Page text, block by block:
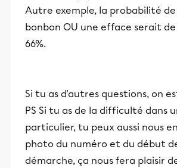
Autre exemple, la probabilité
bonbon OU une efface serait de
66%.
Si tu as d'autres questions, on
PS Si tu as de la difficulté dans
particulier, tu peux aussi nous
photo du numéro et du début
démarche, ça nous fera plaisir